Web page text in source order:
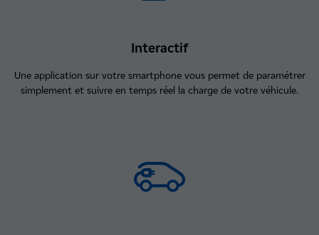
Interactif
Une application sur votre smartphone vous permet de paramétrer
simplement et suivre en temps réel la charge de votre véhicule.